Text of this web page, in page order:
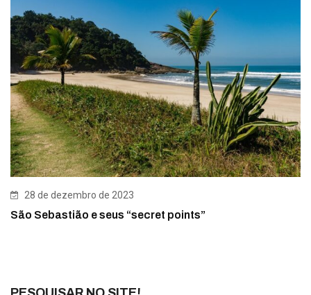
28 de dezembro de 2023
São Sebastião e seus “secret points”